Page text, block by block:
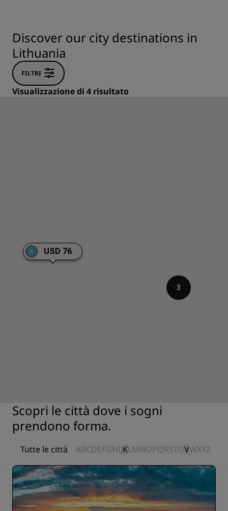
Discover our city destinations in
Lithuania
FILTRI
Visualizzazione di 4 risultato
USD 76
3
Scopri le città dove i sogni
prendono forma.
Tutte le città ABCDEFGHIJKLMNOPQRSTUVWXYZ